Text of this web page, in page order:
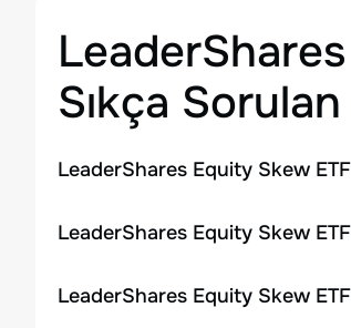
Sıkça
LeaderShares Equity Skew
LeaderShares Equity Skew
LeaderShares Equity Skew